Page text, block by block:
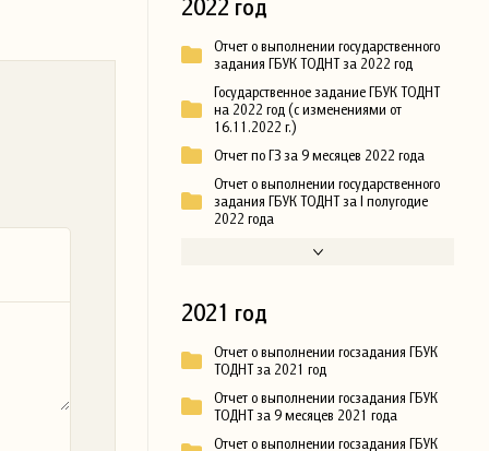
2022 год
Отчет о выполнении государственного
задания ГБУК ТОДНТ за 2022 год
Государственное задание ГБУК ТОДНТ
на 2022 год (с изменениями от
16.11.2022 г.)
Отчет по ГЗ за 9 месяцев 2022 года
Отчет о выполнении государственного
задания ГБУК ТОДНТ за I полугодие
2022 года
2021 год
Отчет о выполнении госзадания ГБУК
ТОДНТ за 2021 год
Отчет о выполнении госзадания ГБУК
ТОДНТ за 9 месяцев 2021 года
Отчет о выполнении госзадания ГБУК